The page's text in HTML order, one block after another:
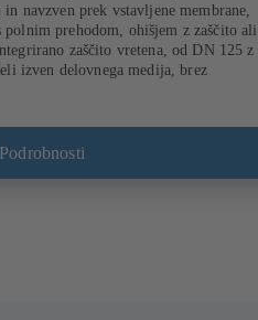
navzven prek vstavljene membrane,
prehodom, ohišjem z zaščito ali
zaščito vretena, od DN 125 z
izven delovnega medija, brez
Podrobnosti